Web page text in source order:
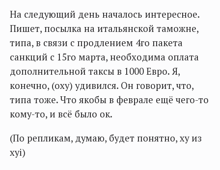
На следующий день началось интересное.
Пишет, посылка на итальянской таможне,
типа, в связи с продлением 4го пакета
санкций с 15го марта, необходима оплата
дополнительной таксы в 1000 Евро. Я,
конечно, (оху) удивился. Он говорит, что,
типа тоже. Что якобы в феврале ещё чего-то
кому-то, и всё было ок.
(По репликам, думаю, будет понятно, ху из
хуi)